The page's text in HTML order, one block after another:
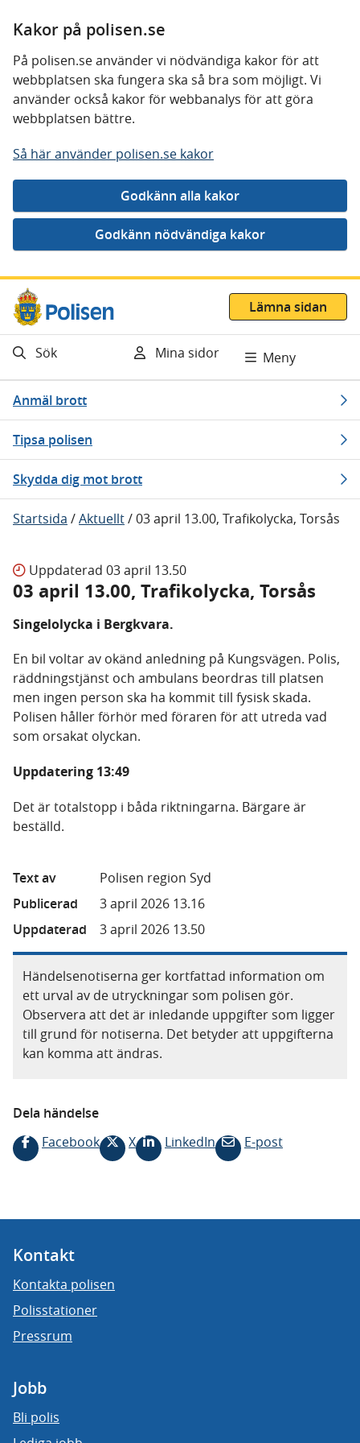
Kakor på polisen.se
På polisen.se använder vi nödvändiga kakor för att
webbplatsen ska fungera ska så bra som möjligt. Vi
använder också kakor för webbanalys för att göra
webbplatsen bättre.
Så här använder polisen.se kakor
Gå direkt till innehåll
Lämna sidan
Sök Mina sidor Meny
Anmäl brott
Tipsa polisen
Skydda dig mot brott
Startsida /Aktuellt/03 april 13.00, Trafikolycka, Torsås
Uppdaterad 03 april 13.50
03 april 13.00, Trafikolycka, Torsås
Singelolycka i Bergkvara.
En bil voltar av okänd anledning på Kungsvägen. Polis,
räddningstjänst och ambulans beordras till platsen
men ingen person ska ha kommit till fysisk skada.
Polisen håller förhör med föraren för att utreda vad
som orsakat olyckan.
Uppdatering 13:49
Det är totalstopp i båda riktningarna. Bärgare är
beställd.
Text av
Polisen region Syd
Publicerad
3 april 2026 13.16
Uppdaterad
3 april 2026 13.50
Händelsenotiserna ger kortfattad information om
ett urval av de utryckningar som polisen gör.
Observera att det är inledande uppgifter som ligger
till grund för notiserna. Det betyder att uppgifterna
kan komma att ändras.
Dela händelse
Facebook
X LinkedIn E-post
Kontakt
Kontakta polisen
Polisstationer
Pressrum
Jobb
Bli polis